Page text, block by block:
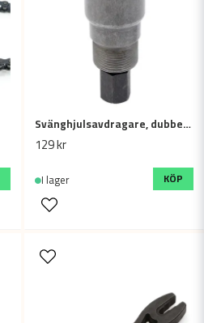
Svänghjulsavdragare, dubbel 27/28mm
129 kr
I lager KÖP